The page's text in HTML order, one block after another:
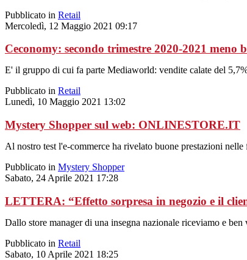
Pubblicato in Retail
Mercoledì, 12 Maggio 2021 09:17
Ceconomy: secondo trimestre 2020-2021
E' il gruppo di cui fa parte Mediaworld: vendite calate del
Pubblicato in Retail
Lunedì, 10 Maggio 2021 13:02
Mystery Shopper sul web: ONLINESTORE.IT
Al nostro test l'e-commerce ha rivelato buone prestazioni
Pubblicato in Mystery Shopper
Sabato, 24 Aprile 2021 17:28
LETTERA: “Effetto sorpresa in negozio e il
Dallo store manager di una insegna nazionale riceviamo e
Pubblicato in Retail
Sabato, 10 Aprile 2021 18:25